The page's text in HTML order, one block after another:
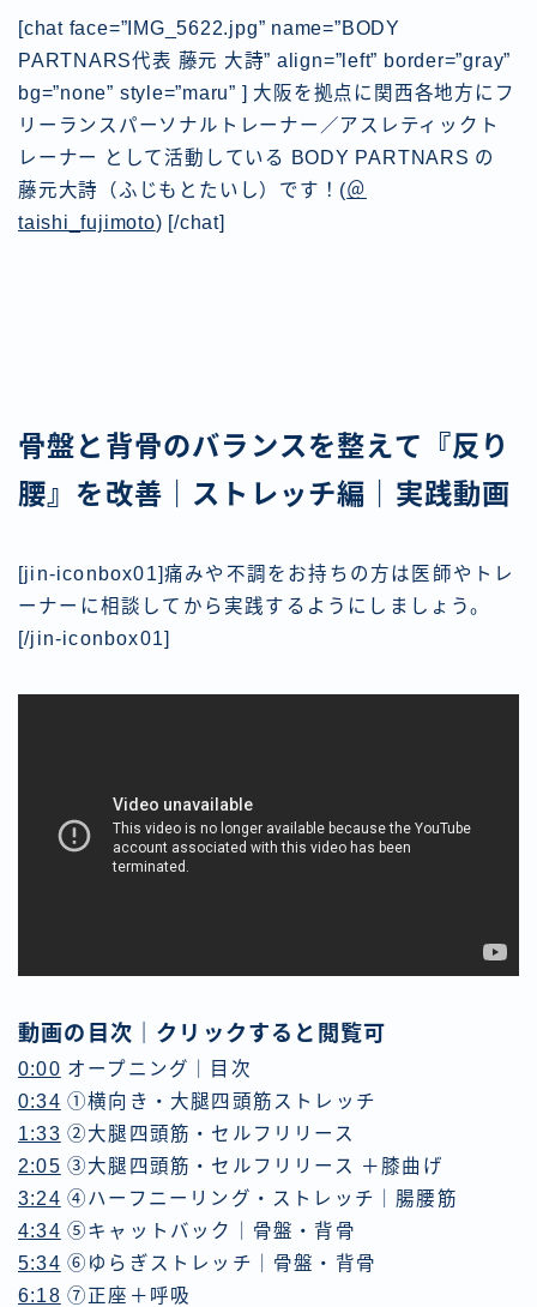
[chat face=”IMG_5622.jpg” name=”BODY
PARTNARS代表 藤元 大詩” align=”left” border=”gray”
bg=”none” style=”maru” ] 大阪を拠点に関西各地方にフ
リーランスパーソナルトレーナー／アスレティックト
レーナー として活動している BODY PARTNARS の
藤元大詩（ふじもとたいし）です！(＠
taishi_fujimoto) [/chat]
骨盤と背骨のバランスを整えて『反り
腰』を改善｜ストレッチ編｜実践動画
[jin-iconbox01]痛みや不調をお持ちの方は医師やトレ
ーナーに相談してから実践するようにしましょう。
[/jin-iconbox01]
動画の目次｜クリックすると閲覧可
0:00 オープニング｜目次
0:34 ①横向き・大腿四頭筋ストレッチ
1:33 ②大腿四頭筋・セルフリリース
2:05 ③大腿四頭筋・セルフリリース ＋膝曲げ
3:24 ④ハーフニーリング・ストレッチ｜腸腰筋
4:34 ⑤キャットバック｜骨盤・背骨
5:34 ⑥ゆらぎストレッチ｜骨盤・背骨
6:18 ⑦正座＋呼吸